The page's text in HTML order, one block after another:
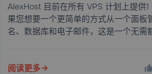
AlexHost 目前在所有 VPS 计划上提供
果您想要一个更简单的方式从一个面板
名、数据库和电子邮件，这是一个无需
阅读更多